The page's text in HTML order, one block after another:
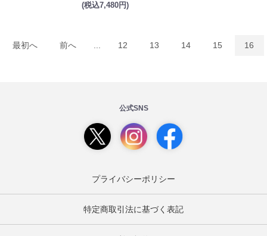
(税込7,480円)
最初へ 前へ 12 13 14 15 16
公式SNS
プライバシーポリシー
特定商取引法に基づく表記